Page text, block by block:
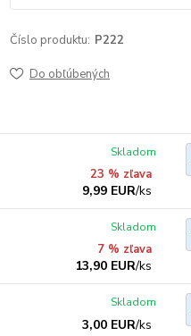
Číslo produktu: P222
Do obľúbených
23 % zľava
9,99 EUR/ks
Skladom
7 % zľava
13,90 EUR/ks
Skladom
3,00 EUR/ks
Skladom